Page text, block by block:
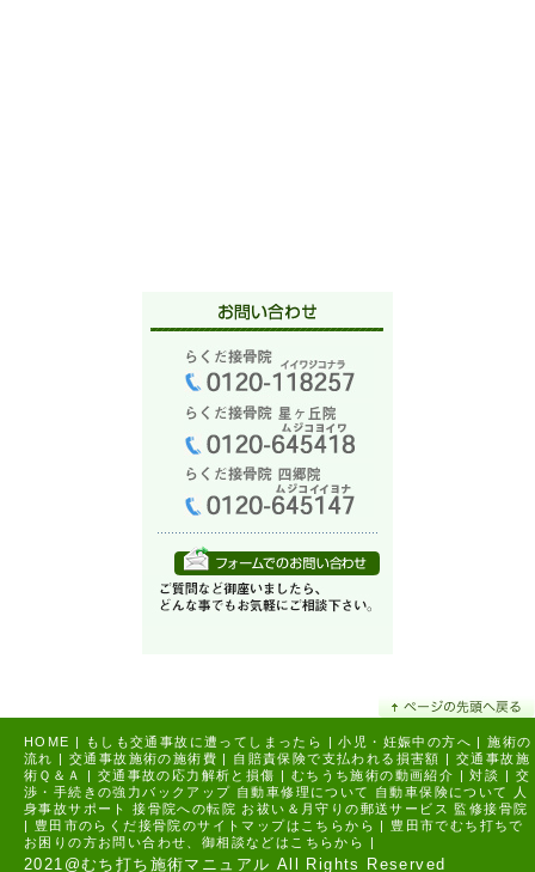
HOME | もしも交通事故に遭ってしまったら | 小児・妊娠中の方へ |
施術の
流れ | 交通事故施術の施術費 | 自賠責保険で支払われる損害額 | 交通事故施
術Ｑ＆Ａ
| 交通事故の応力解析と損傷 | むちうち施術の動画紹介 | 対談 | 交
渉・手続きの強力バックアップ 自動車修理について 自動車保険について
人
身事故サポート
接骨院への転院 お祓い＆月守りの郵送サービス
監修接骨院
|
豊田市のらくだ接骨院のサイトマップはこちらから |
豊田市でむち打ちで
お困りの方お問い合わせ、御相談などはこちらから |
2021@むち打ち施術マニュアル All Rights Reserved